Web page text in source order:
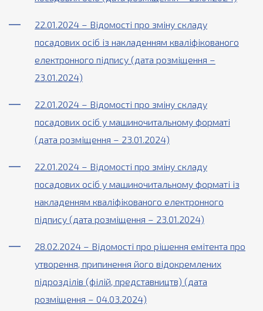
22.01.2024 – Відомості про зміну складу
посадових осіб із накладенням кваліфікованого
електронного підпису (дата розміщення –
23.01.2024)
22.01.2024 – Відомості про зміну складу
посадових осіб у машиночитальному форматі
(дата розміщення – 23.01.2024)
22.01.2024 – Відомості про зміну складу
посадових осіб у машиночитальному форматі із
накладенням кваліфікованого електронного
підпису (дата розміщення – 23.01.2024)
28.02.2024 – Відомості про рішення емітента про
утворення, припинення його відокремлених
підрозділів (філій, представництв) (дата
розміщення – 04.03.2024)